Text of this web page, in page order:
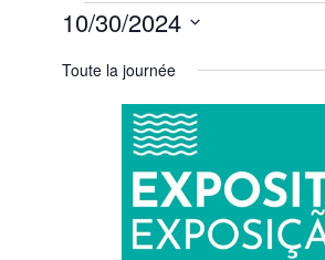
Évènements
for
octobre
10/30/2024
une
Toute la journée